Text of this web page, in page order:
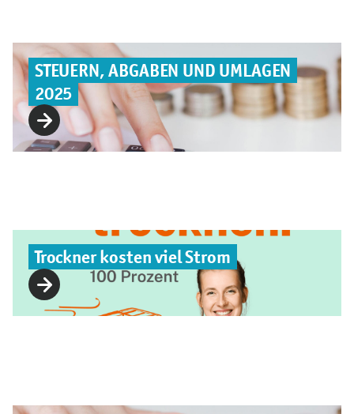
STEUERN, ABGABEN UND UMLAGEN
2025
Trockner kosten viel Strom